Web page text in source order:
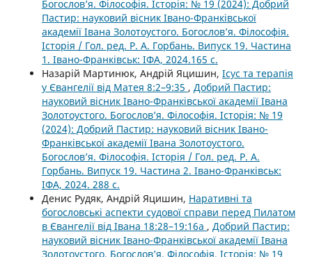
Богослов’я. Філософія. Історія: № 19 (2024): Добрий
Пастир: науковий вісник Івано-Франківської
академії Івана Золотоустого. Богослов’я. Філософія.
Історія / Гол. ред. Р. А. Горбань. Випуск 19. Частина
1. Івано-Франківськ: ІФА, 2024.165 с.
Назарій Мартинюк, Андрій Яцишин, Ісус та терапія
у Євангелії від Матея 8:2–9:35 , Добрий Пастир:
науковий вісник Івано-Франківської академії Івана
Золотоустого. Богослов’я. Філософія. Історія: № 19
(2024): Добрий Пастир: науковий вісник Івано-
Франківської академії Івана Золотоустого.
Богослов’я. Філософія. Історія / Гол. ред. Р. А.
Горбань. Випуск 19. Частина 2. Івано-Франківськ:
ІФА, 2024. 288 с.
Денис Рудяк, Андрій Яцишин, Наративні та
богословські аспекти судової справи перед Пилатом
в Євангелії від Івана 18:28–19:16а , Добрий Пастир:
науковий вісник Івано-Франківської академії Івана
Золотоустого. Богослов’я. Філософія. Історія: № 19